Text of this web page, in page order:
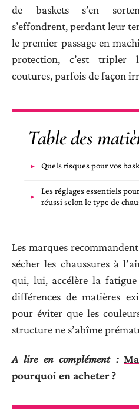
de baskets s’en
s’effondrent, perdant leur
le premier passage en
protection, c’est tripler
coutures, parfois de façon
Table des
Quels risques pour vos
Les réglages essentiels
réussi selon le type de
Les marques
sécher les chaussures à
qui, lui, accélère la fatigue
différences de matières
pour éviter que les
structure ne s’abîme
A lire en complément :
pourquoi en acheter ?